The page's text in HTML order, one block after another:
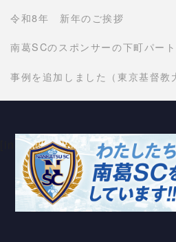
令和8年 新年のご挨拶
南葛SCのスポンサーの下町パー
事例を追加しました（東京基督教
[instagram-feed feed=1]